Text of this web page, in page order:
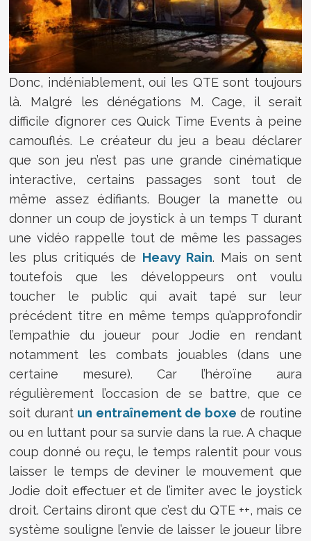
Donc, indéniablement, oui les QTE sont toujours
là. Malgré les dénégations M. Cage, il serait
difficile d’ignorer ces Quick Time Events à peine
camouflés. Le créateur du jeu a beau déclarer
que son jeu n’est pas une grande cinématique
interactive, certains passages sont tout de
même assez édifiants. Bouger la manette ou
donner un coup de joystick à un temps T durant
une vidéo rappelle tout de même les passages
les plus critiqués de Heavy Rain. Mais on sent
toutefois que les développeurs ont voulu
toucher le public qui avait tapé sur leur
précédent titre en même temps qu’approfondir
l’empathie du joueur pour Jodie en rendant
notamment les combats jouables (dans une
certaine mesure). Car l’héroïne aura
régulièrement l’occasion de se battre, que ce
soit durant un entraînement de boxe de routine
ou en luttant pour sa survie dans la rue. A chaque
coup donné ou reçu, le temps ralentit pour vous
laisser le temps de deviner le mouvement que
Jodie doit effectuer et de l’imiter avec le joystick
droit. Certains diront que c’est du QTE ++, mais ce
système souligne l’envie de laisser le joueur libre